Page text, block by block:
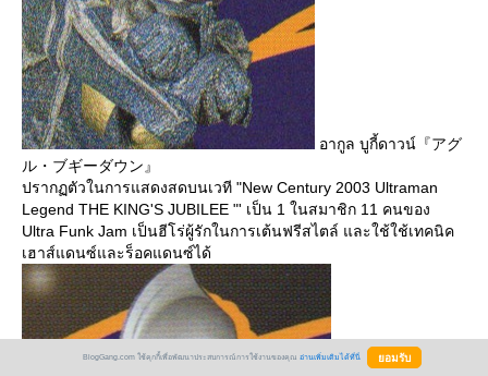
อากูล บูกี้ดาวน์『アグ
ル・ブギーダウン』
ปรากฏตัวในการแสดงสดบนเวที "New Century 2003 Ultraman
Legend THE KING'S JUBILEE "' เป็น 1 ในสมาชิก 11 คนของ
Ultra Funk Jam เป็นฮีโร่ผู้รักในการเต้นฟรีสไตล์ และใช้ใช้เทคนิค
เฮาส์แดนซ์และร็อคแดนซ์ได้
BlogGang.com ใช้คุกกี้เพื่อพัฒนาประสบการณ์การใช้งานของคุณ อ่านเพิ่มเติมได้ที่นี่